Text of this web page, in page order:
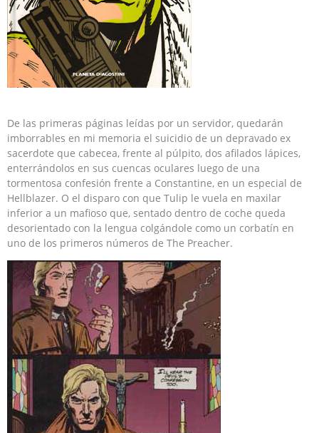
De las primeras páginas leídas por un servidor, quedarán
imborrables en mi memoria el suicidio de un depravado ex
sacerdote que cabecea, frente al púlpito, dos afilados lápices,
enterrándolos en sus cuencas oculares luego de una
tormentosa confesión frente a Constantine, en un especial de
Hellblazer. O el disparo con que Tulip le vuela en maxilar
inferior a un mafioso que, sentado dentro de coche queda
desorientado con la lengua colgándole como un corbatín en
uno de los primeros números de The Preacher.